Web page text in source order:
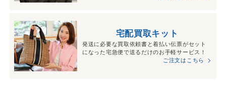
宅配買取キット
発送に必要な買取依頼書と着払い伝票がセット
になった宅急便で送るだけのお手軽サービス！
ご注文はこちら